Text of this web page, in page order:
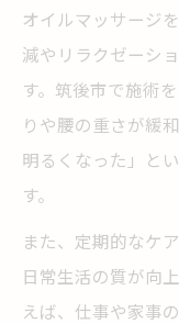
オイルマッサージ
減やリラクゼーシ
す。筑後市で施術
りや腰の重さが緩
明るくなった」と
す。
また、定期的なケ
日常生活の質が向
えば、仕事や家事